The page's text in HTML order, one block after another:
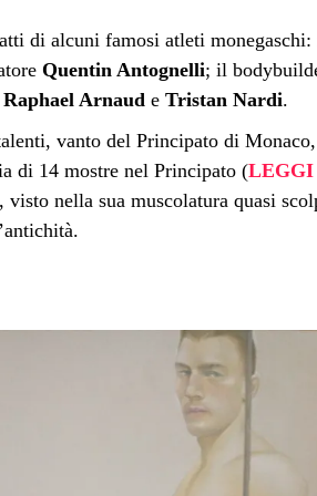
di alcuni famosi atleti monegaschi:
Quentin Antognelli; il
Raphael Arnaud e Tristan Nardi.
vanto del Principato di
di 14 mostre nel Principato (LEGGI
nella sua muscolatura quasi